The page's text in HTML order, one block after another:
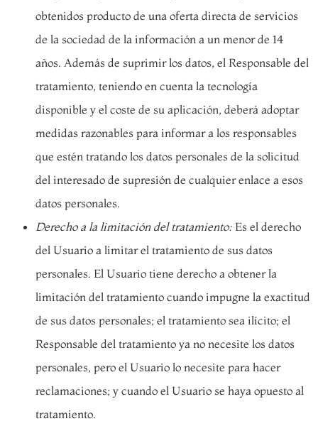
obtenidos producto de una oferta directa de servicios
de la sociedad de la información a un menor de 14
años. Además de suprimir los datos, el Responsable del
tratamiento, teniendo en cuenta la tecnología
disponible y el coste de su aplicación, deberá adoptar
medidas razonables para informar a los responsables
que estén tratando los datos personales de la solicitud
del interesado de supresión de cualquier enlace a esos
datos personales.
Derecho a la limitación del tratamiento: Es el derecho
del Usuario a limitar el tratamiento de sus datos
personales. El Usuario tiene derecho a obtener la
limitación del tratamiento cuando impugne la exactitud
de sus datos personales; el tratamiento sea ilícito; el
Responsable del tratamiento ya no necesite los datos
personales, pero el Usuario lo necesite para hacer
reclamaciones; y cuando el Usuario se haya opuesto al
tratamiento.